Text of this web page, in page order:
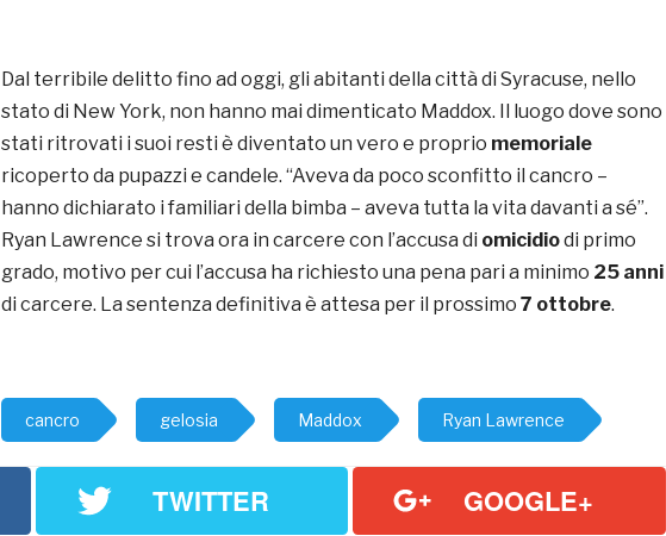
Dal terribile delitto fino ad oggi, gli abitanti della città di Syracuse, nello
stato di New York, non hanno mai dimenticato Maddox. Il luogo dove sono
stati ritrovati i suoi resti è diventato un vero e proprio memoriale
ricoperto da pupazzi e candele. “Aveva da poco sconfitto il cancro –
hanno dichiarato i familiari della bimba – aveva tutta la vita davanti a sé”.
Ryan Lawrence si trova ora in carcere con l’accusa di omicidiodi primo
grado, motivo per cui l’accusa ha richiesto una pena pari a minimo 25 anni
di carcere. La sentenza definitiva è attesa per il prossimo 7 ottobre.
cancro gelosia Maddox Ryan Lawrence
TWITTER GOOGLE+